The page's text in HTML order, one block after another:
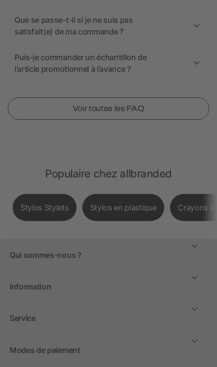
Que se passe-t-il si je ne suis pas
satisfait(e) de ma commande ?
Puis-je commander un échantillon de
l’article promotionnel à l’avance ?
Voir toutes les FAQ
Populaire chez allbranded
Stylos Stylets Stylos en plastique Crayons à
Qui sommes-nous ?
Information
Service
Modes de paiement